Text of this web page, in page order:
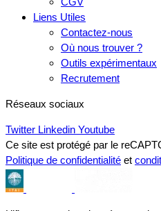
Liens Utiles
Contactez-nous
Où nous trouver ?
Outils expérimentaux
Recrutement
Réseaux sociaux
Twitter Linkedin Youtube
Ce site est protégé par le
Politique de confidentialité et